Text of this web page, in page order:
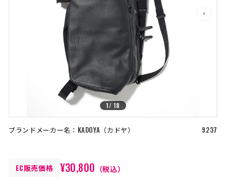
店舗を探す
コーポレートサイト
採用情報
特定商取引法に基づく表記
古物営業法に基づく表示/保険勧誘
方針
商品レビュー利用規約
プライバシーポリシー
返金ポリシー
カスタマーハラスメントに対する方
1/ 18
>
ブランドメーカー名： KADOYA カドヤ 9237
EC販売価格 ¥30,800 （税込）